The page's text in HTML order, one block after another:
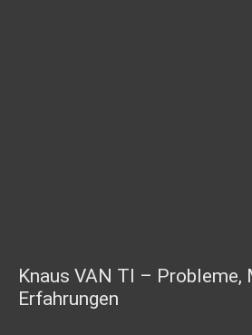
Knaus VAN TI – Probleme,
Erfahrungen